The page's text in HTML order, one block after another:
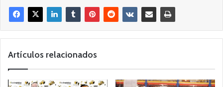
Artículos relacionados